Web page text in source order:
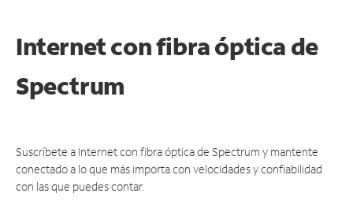
Internet con fibra óptica de
Spectrum
Suscríbete a Internet con fibra óptica de Spectrum y mantente
conectado a lo que más importa con velocidades y confiabilidad
con las que puedes contar.